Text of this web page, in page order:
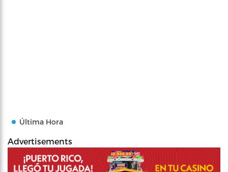
Última Hora
Advertisements